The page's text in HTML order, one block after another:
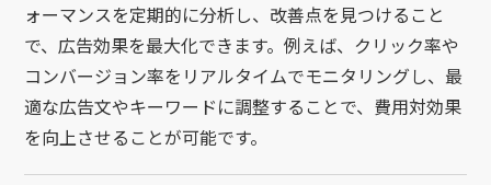
ォーマンスを定期的に分析し、改善点を見つけること
で、広告効果を最大化できます。例えば、クリック率や
コンバージョン率をリアルタイムでモニタリングし、最
適な広告文やキーワードに調整することで、費用対効果
を向上させることが可能です。